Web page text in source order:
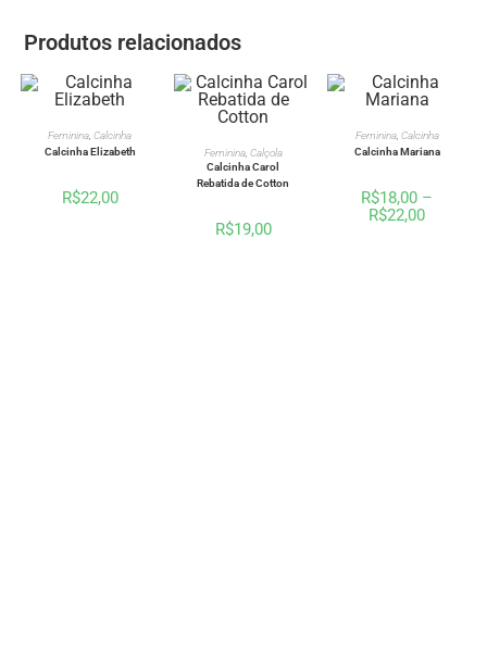
Produtos relacionados
VER OPÇÕES
Feminina ,Calcinha
Calcinha Elizabeth
R$22,00
VER OPÇÕES
Feminina, Calçola
Calcinha Carol
Rebatida de Cotton
R$19,00
VER OPÇÕES
Feminina, Calcinha
Calcinha Mariana
R$18,00 –
R$22,00